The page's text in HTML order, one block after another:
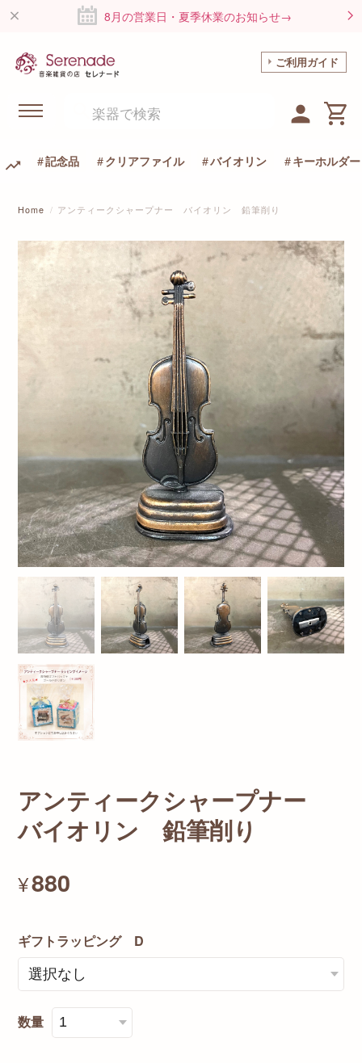
8月の営業日・夏季休業のお知らせ→
ご利用ガイド
記念品 クリアファイル バイオリン キーホルダー
Home アンティークシャープナー バイオリン 鉛筆削り
アンティークシャープナー
バイオリン 鉛筆削り
¥880
ギフトラッピング D
数量